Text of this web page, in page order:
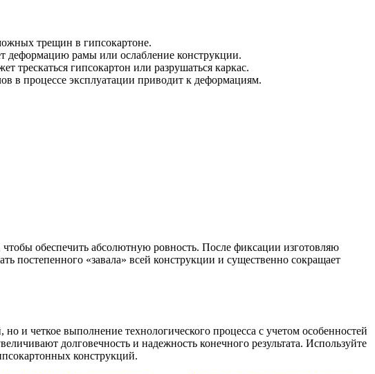
трещин в гипсокартоне.
деформацию рамы или ослабление конструкции.
трескаться гипсокартон или разрушаться каркас.
в процессе эксплуатации приводит к деформациям.
обеспечить абсолютную ровность. После фиксации изготовляю
постепенного «завала» всей конструкции и существенно сокращает
и четкое выполнение технологического процесса с учетом особенностей
долговечность и надежность конечного результата. Используйте
конструкций.